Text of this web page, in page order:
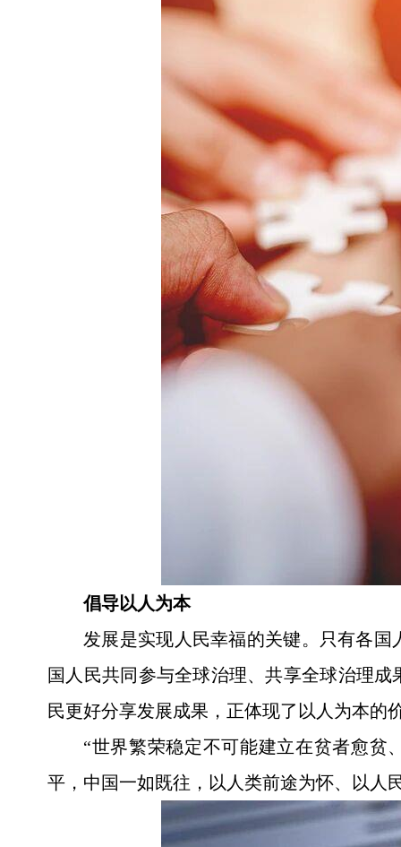
倡导以人为本
发展是实现人民幸福的关键。只有各
国人民共同参与全球治理、共享全球治理
民更好分享发展成果，正体现了以人为本的
“世界繁荣稳定不可能建立在贫者愈贫
平，中国一如既往，以人类前途为怀、以人